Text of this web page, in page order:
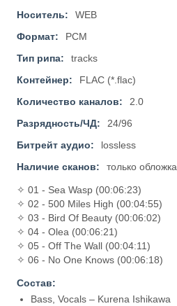
Носитель:
WEB
Формат:
PCM
Тип рипа:
tracks
Контейнер:
FLAC (*.flac)
Количество каналов:
2.0
Разрядность/ЧД:
24/96
Битрейт аудио:
lossless
Наличие сканов:
только обложка
✧ 01 - Sea Wasp (00:06:23)
✧ 02 - 500 Miles High (00:04:55)
✧ 03 - Bird Of Beauty (00:06:02)
✧ 04 - Olea (00:06:21)
✧ 05 - Off The Wall (00:04:11)
✧ 06 - No One Knows (00:06:18)
Состав:
Bass, Vocals – Kurena Ishikawa